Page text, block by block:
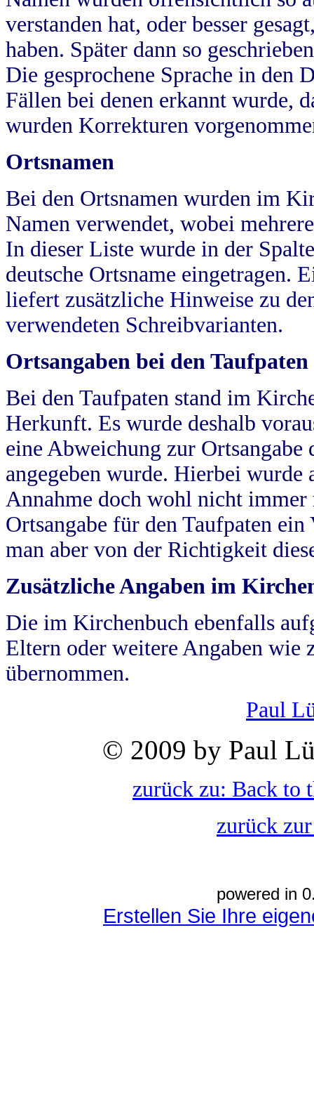
verstanden hat, oder besser
haben. Später dann so
Die gesprochene Sprache in
Fällen bei denen erkannt wurde,
wurden Korrekturen
Ortsnamen
Bei den Ortsnamen wurden im
Namen verwendet, wobei
In dieser Liste wurde in der
deutsche Ortsname eingetragen.
liefert zusätzliche Hinweise zu
verwendeten Schreibvarianten.
Ortsangaben bei den Taufpaten
Bei den Taufpaten stand im
Herkunft. Es wurde deshalb
eine Abweichung zur
angegeben wurde. Hierbei wurde
Annahme doch wohl nicht
Ortsangabe für den Taufpaten
man aber von der Richtigkeit
Zusätzliche Angaben im
Die im Kirchenbuch ebenfalls
Eltern oder weitere Angaben wie
übernommen.
Paul
© 2009 by Paul
zurück zu: Back to
zurück
powered in
Erstellen Sie Ihre